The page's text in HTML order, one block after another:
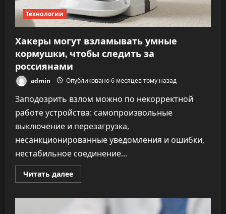
Технологии
Хакеры могут взламывать умные
кормушки, чтобы следить за
россиянами
admin Опубликовано 6 месяцев тому назад
Заподозрить взлом можно по некорректной
работе устройства: самопроизвольные
выключение и перезагрузка,
несанкционированные уведомления и ошибки,
нестабильное соединение...
Читать далееПрочитать
больше
взламывать